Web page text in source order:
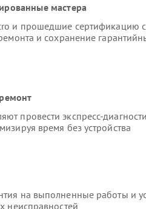
мастера
и прошедшие сертификацию
и сохранение
провести экспресс-
время без устройства
на выполненные работы и
неисправностей